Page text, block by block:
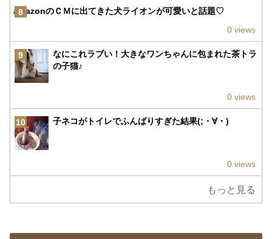
8
amazonのＣＭに出てきた犬ライオンが可愛いと話題♡
0 views
9
なにこれラブい！大きなワンちゃんに包まれた茶トラ
の子猫♪
0 views
10 子ネコがトイレでふんばりすぎた結果(;・∀・)
0 views
もっと見る